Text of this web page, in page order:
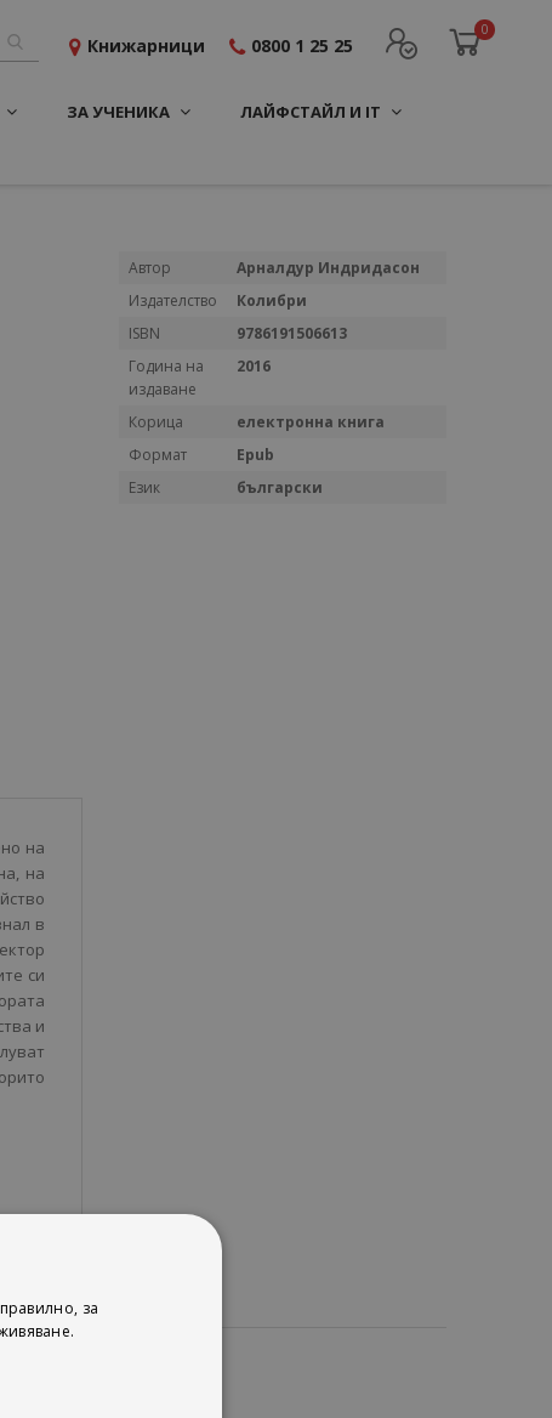
0
Книжарници 0800 1 25 25
ЗА УЧЕНИКА ЛАЙФСТАЙЛ И IT
на
на
в
си
и
Повече
Автор
Арналдур Индридасон
Издателство
Колибри
ISBN
9786191506613
Година на
издаване
2016
Корица
електронна книга
Формат
Epub
Език
български
за